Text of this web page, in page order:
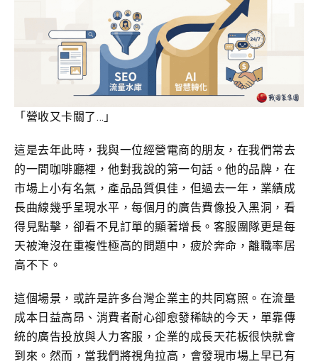
「營收又卡關了…」
這是去年此時，我與一位經營電商的朋友，在我們常去
的一間咖啡廳裡，他對我說的第一句話。他的品牌，在
市場上小有名氣，產品品質俱佳，但過去一年，業績成
長曲線幾乎呈現水平，每個月的廣告費像投入黑洞，看
得見點擊，卻看不見訂單的顯著增長。客服團隊更是每
天被淹沒在重複性極高的問題中，疲於奔命，離職率居
高不下。
這個場景，或許是許多台灣企業主的共同寫照。在流量
成本日益高昂、消費者耐心卻愈發稀缺的今天，單靠傳
統的廣告投放與人力客服，企業的成長天花板很快就會
到來。然而，當我們將視角拉高，會發現市場上早已有